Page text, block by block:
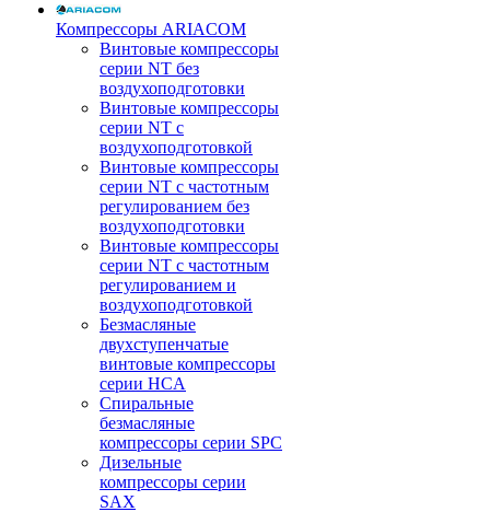
Компрессоры ARIACOM
Винтовые компрессоры
серии NT без
воздухоподготовки
Винтовые компрессоры
серии NT c
воздухоподготовкой
Винтовые компрессоры
серии NT с частотным
регулированием без
воздухоподготовки
Винтовые компрессоры
серии NT с частотным
регулированием и
воздухоподготовкой
Безмасляные
двухступенчатые
винтовые компрессоры
серии HCA
Спиральные
безмасляные
компрессоры серии SPC
Дизельные
компрессоры серии
SAX